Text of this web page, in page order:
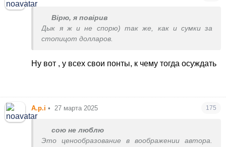
Вірю, я повірив
Дык я ж и не спорю) так же, как и сумки за
стопицот долларов.
Ну вот , у всех свои понты, к чему тогда осуждать
А.р.і • 27 марта 2025 175
сою не люблю
Это ценообразование в воображении автора.